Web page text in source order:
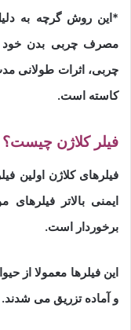
*این روش گرچه به
مصرف چربی بدن خود
چربی، اثرات طولانی
کاسته است.
فیلر کلاژن چیست؟
فیلرهای کلاژن اولین
ایمنی بالاتر
برخوردار است.
این فیلرها معمولا از
و آماده تزریق می شدند.